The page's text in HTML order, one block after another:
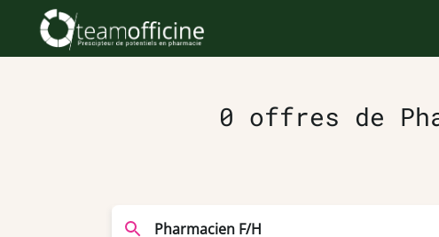
0 offres de